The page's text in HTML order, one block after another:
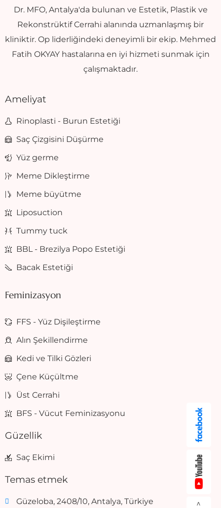
Dr. MFO, Antalya'da bulunan ve Estetik, Plastik ve
Rekonstrüktif Cerrahi alanında uzmanlaşmış bir
kliniktir. Op liderliğindeki deneyimli bir ekip. Mehmed
Fatih OKYAY hastalarına en iyi hizmeti sunmak için
çalışmaktadır.
Ameliyat
Rinoplasti - Burun Estetiği
Saç Çizgisini Düşürme
Yüz germe
Meme Dikleştirme
Meme büyütme
Liposuction
Tummy tuck
BBL - Brezilya Popo Estetiği
Bacak Estetiği
Feminizasyon
FFS - Yüz Dişileştirme
Alın Şekillendirme
Kedi ve Tilki Gözleri
Çene Küçültme
Üst Cerrahi
BFS - Vücut Feminizasyonu
Güzellik
Saç Ekimi
Temas etmek
Güzeloba, 2408/10, Antalya, Türkiye